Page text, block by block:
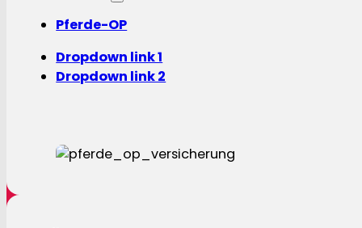
Pferde-OP
Dropdown link 1
Dropdown link 2